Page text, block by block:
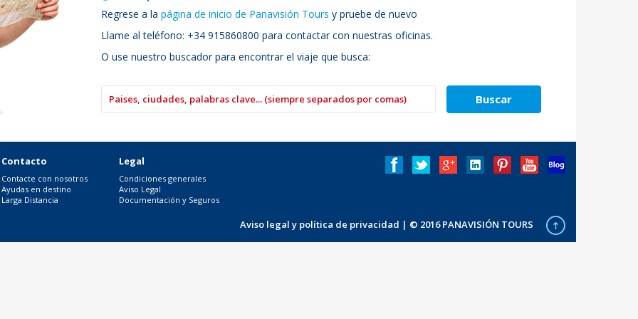
Regrese a la página de inicio de Panavisión Tours y pruebe de nuevo
Llame al teléfono: +34 915860800 para contactar con nuestras oficinas.
O use nuestro buscador para encontrar el viaje que busca:
Contacto
Contacte con nosotros
Ayudas en destino
Larga Distancia
Legal
Condiciones generales
Aviso Legal
Documentación y Seguros
Aviso legal y política de privacidad | © 2016 PANAVISIÓN TOURS